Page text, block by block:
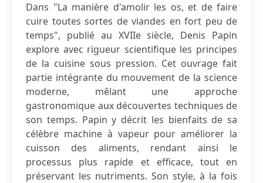
Dans "La manière d'amolir les os, et de faire
cuire toutes sortes de viandes en fort peu de
temps", publié au XVIIe siècle, Denis Papin
explore avec rigueur scientifique les principes
de la cuisine sous pression. Cet ouvrage fait
partie intégrante du mouvement de la science
moderne, mêlant une approche
gastronomique aux découvertes techniques de
son temps. Papin y décrit les bienfaits de sa
célèbre machine à vapeur pour améliorer la
cuisson des aliments, rendant ainsi le
processus plus rapide et efficace, tout en
préservant les nutriments. Son style, à la fois